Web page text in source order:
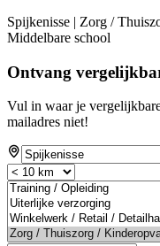
Spijkenisse | Zorg /
Middelbare school
Ontvang
Vul in waar je
mailadres niet!